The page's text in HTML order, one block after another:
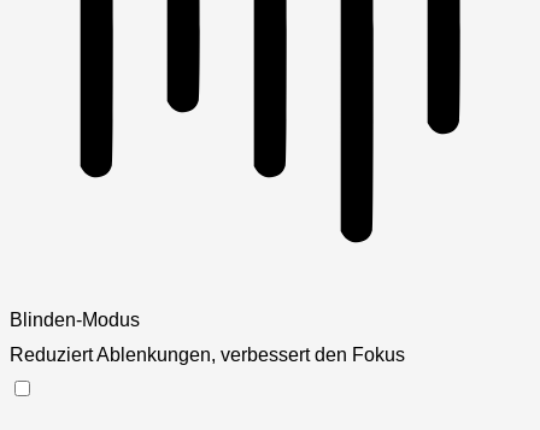
Blinden-Modus
Reduziert Ablenkungen, verbessert den Fokus